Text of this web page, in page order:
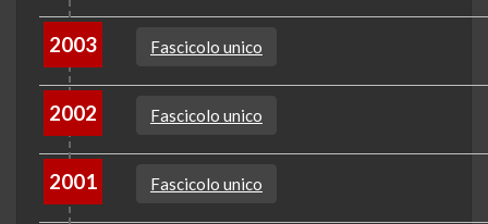
2003 Fascicolo unico
2002 Fascicolo unico
2001 Fascicolo unico